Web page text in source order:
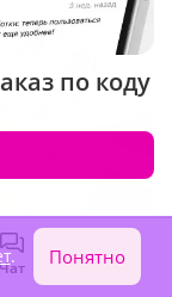
Войти
по коду
. Понятно